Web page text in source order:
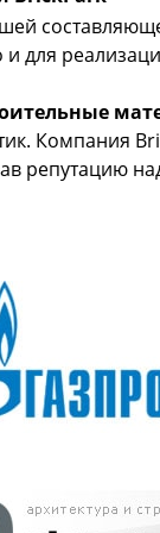
для
Компания
репутацию